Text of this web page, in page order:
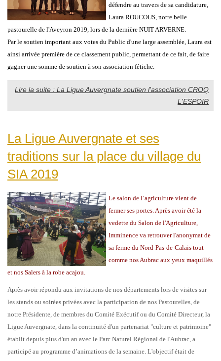
défendre au travers de sa candidature,
Laura ROUCOUS, notre belle
pastourelle de l'Aveyron 2019, lors de la dernière NUIT ARVERNE.
Par le soutien important aux votes du Public d'une large assemblée, Laura est
ainsi arrivée première de ce classement public, permettant de ce fait, de faire
gagner une somme de soutien à son association fétiche.
Lire la suite : La Ligue Auvergnate soutien l'association CROQ
L'ESPOIR
La Ligue Auvergnate et ses
traditions sur la place du village du
SIA 2019
Le salon de l’agriculture vient de
fermer ses portes. Après avoir été la
vedette du Salon de l'Agriculture,
Imminence va retrouver l'anonymat de
sa ferme du Nord-Pas-de-Calais tout
comme nos Aubrac aux yeux maquillés
et nos Salers à la robe acajou.
Après avoir répondu aux invitations de nos départements lors de visites sur
les stands ou soirées privées avec la participation de nos Pastourelles, de
notre Présidente, de membres du Comité Exécutif ou du Comité Directeur, la
Ligue Auvergnate, dans la continuité d'un partenariat "culture et patrimoine"
établit depuis plus d'un an avec le Parc Naturel Régional de l'Aubrac, a
participé au programme d’animations de la semaine. L'objectif était de